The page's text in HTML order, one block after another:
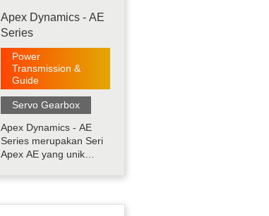
Apex Dynamics - AE
Series
Power
Transmission &
Guide
Servo Gearbox
Apex Dynamics - AE
Series merupakan Seri
Apex AE yang unik
adalah satu-satunya
Menghasilkan Gearbox